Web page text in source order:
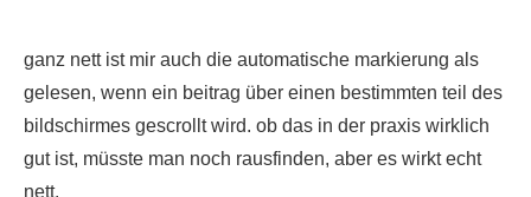
ganz nett ist mir auch die automatische markierung als
gelesen, wenn ein beitrag über einen bestimmten teil des
bildschirmes gescrollt wird. ob das in der praxis wirklich
gut ist, müsste man noch rausfinden, aber es wirkt echt
nett.